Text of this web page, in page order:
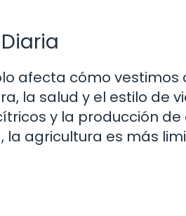
afecta cómo vestimos
la salud y el estilo de
y la producción
la agricultura es más